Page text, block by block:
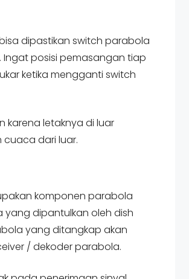
dipastikan switch parabola
posisi pemasangan tiap
ketika mengganti switch
karena letaknya di luar
cuaca dari luar.
komponen parabola
yang dipantulkan oleh dish
yang ditangkap akan
/ dekoder parabola.